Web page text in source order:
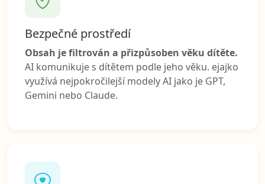
Bezpečné prostředí
Obsah je filtrován a přizpůsoben věku dítěte.
AI komunikuje s dítětem podle jeho věku. ejajko
využívá nejpokročilejší modely AI jako je GPT,
Gemini nebo Claude.